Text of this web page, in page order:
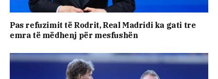
Pas refuzimit të Rodrit, Real Madridi ka gati tre
emra të mëdhenj për mesfushën